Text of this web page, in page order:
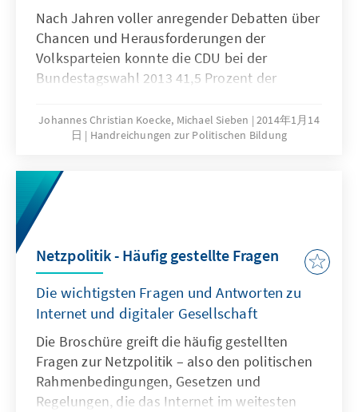
Nach Jahren voller anregender Debatten über
Chancen und Herausforderungen der
Volksparteien konnte die CDU bei der
Bundestagswahl 2013 41,5 Prozent der
verfehlte damit knapp die absolute Mehrheit.
Allein dieser bemerkenswerte Erfolg wäre
zur Christlich-Demokratischen Union neu
aufzulegen. Aber zwei Dinge sind uns noch
wichtiger: Einmal sind in der Regierungszeit
entscheidende politische Weichenstellungen
vorgenommen und Entscheidungen gefällt
worden, die in der Zeit davor noch nicht
vorstellbar waren. Sie sind in den meisten
Fällen der politischen Großwetterlage oder
gesellschaftlichen Veränderungen geschuldet.
Stichworte sind hier exemplarisch die Euro-
Rettungspolitik, die Aussetzung der
Johannes Christian Koecke, Michael Sieben
2014年1月14
日
Handreichungen zur Politischen Bildung
Netzpolitik - Häufig gestellte Fragen
Die wichtigsten Fragen und Antworten zu
Internet und digitaler Gesellschaft
Die Broschüre greift die häufig gestellten
Fragen zur Netzpolitik – also den politischen
Rahmenbedingungen, Gesetzen und
Regelungen, die das Internet im weitesten